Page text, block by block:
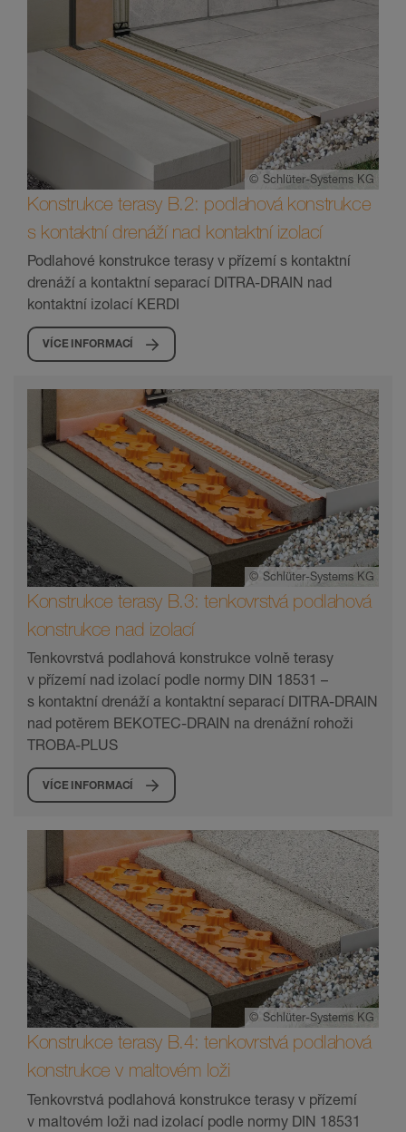
© Schlüter-Systems KG
Konstrukce terasy B.2: podlahová konstrukce
s kontaktní drenáží nad kontaktní izolací
Podlahové konstrukce terasy v přízemí s kontaktní
drenáží a kontaktní separací DITRA-DRAIN nad
kontaktní izolací KERDI
VÍCE INFORMACÍ
© Schlüter-Systems KG
Konstrukce terasy B.3: tenkovrstvá podlahová
konstrukce nad izolací
Tenkovrstvá podlahová konstrukce volně terasy
v přízemí nad izolací podle normy DIN 18531 –
s kontaktní drenáží a kontaktní separací DITRA-DRAIN
nad potěrem BEKOTEC-DRAIN na drenážní rohoži
TROBA-PLUS
VÍCE INFORMACÍ
© Schlüter-Systems KG
Konstrukce terasy B.4: tenkovrstvá podlahová
konstrukce v maltovém loži
Tenkovrstvá podlahová konstrukce terasy v přízemí
v maltovém loži nad izolací podle normy DIN 18531